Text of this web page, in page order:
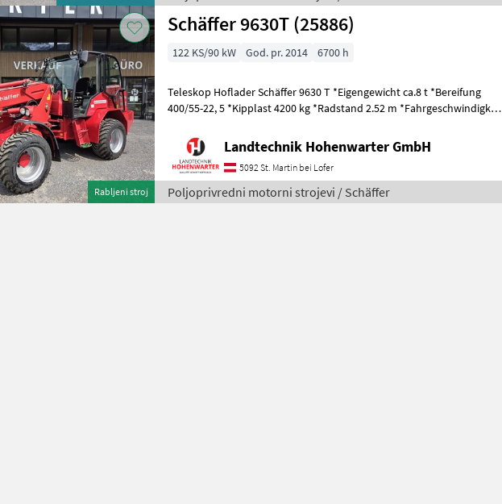
Rabljeni stroj
Schäffer 9630T (25886)
122 KS/90 kW God. pr. 2014 6700 h
Teleskop Hoflader Schäffer 9630 T *Eigengewicht ca.8 t *Bereifung
400/55-22, 5 *Kipplast 4200 kg *Radstand 2.52 m *Fahrgeschwindigkeit
Landtechnik Hohenwarter GmbH
5092 St. Martin bei Lofer
Poljoprivredni motorni strojevi / Schäffer